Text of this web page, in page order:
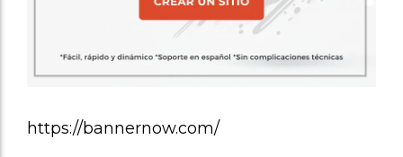
https://bannernow.com/